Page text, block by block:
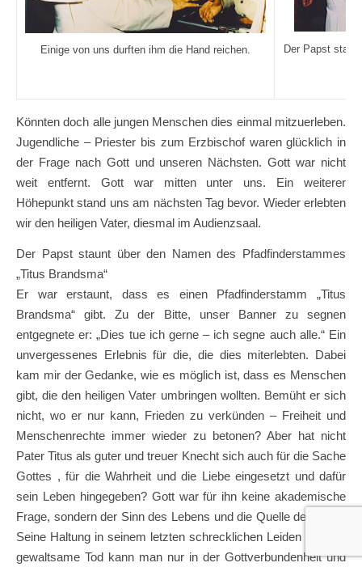
Einige von uns durften ihm die Hand reichen. Der Papst
Könnten doch alle jungen Menschen dies einmal mitzuerleben.
Jugendliche – Priester bis zum Erzbischof waren glücklich in
der Frage nach Gott und unseren Nächsten. Gott war nicht
weit entfernt. Gott war mitten unter uns. Ein weiterer
Höhepunkt stand uns am nächsten Tag bevor. Wieder erlebten
wir den heiligen Vater, diesmal im Audienzsaal.
Der Papst staunt über den Namen des Pfadfinderstammes
„Titus Brandsma“
Er war erstaunt, dass es einen Pfadfinderstamm „Titus
Brandsma“ gibt. Zu der Bitte, unser Banner zu segnen
entgegnete er: „Dies tue ich gerne – ich segne auch alle.“ Ein
unvergessenes Erlebnis für die, die dies miterlebten. Dabei
kam mir der Gedanke, wie es möglich ist, dass es Menschen
gibt, die den heiligen Vater umbringen wollten. Bemüht er sich
nicht, wo er nur kann, Frieden zu verkünden – Freiheit und
Menschenrechte immer wieder zu betonen? Aber hat nicht
Pater Titus als guter und treuer Knecht sich auch für die Sache
Gottes , für die Wahrheit und die Liebe eingesetzt und dafür
sein Leben hingegeben? Gott war für ihn keine akademische
Frage, sondern der Sinn des Lebens und die Quelle der Liebe.
Seine Haltung in seinem letzten schrecklichen Leiden und der
gewaltsame Tod kann man nur in der Gottverbundenheit und